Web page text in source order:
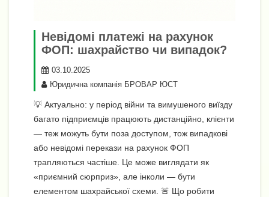
Невідомі платежі на рахунок
ФОП: шахрайство чи випадок?
03.10.2025
Юридична компанія БРОВАР ЮСТ
💡 Актуально: у період війни та вимушеного виїзду
багато підприємців працюють дистанційно, клієнти
— теж можуть бути поза доступом, тож випадкові
або невідомі перекази на рахунок ФОП
трапляються частіше. Це може виглядати як
«приємний сюрприз», але інколи — бути
елементом шахрайської схеми. 🚨 Що робити